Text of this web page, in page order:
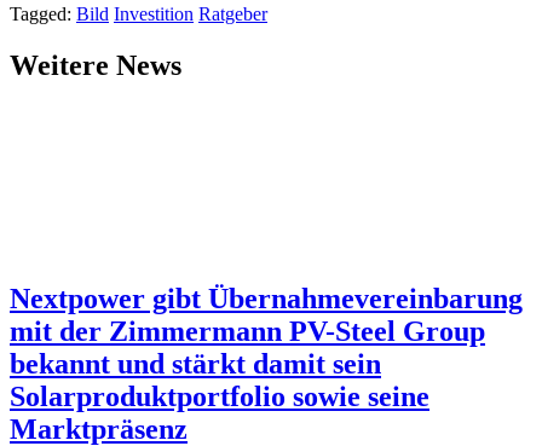
Tagged: Bild Investition Ratgeber
Weitere News
Nextpower gibt Übernahmevereinbarung
mit der Zimmermann PV-Steel Group
bekannt und stärkt damit sein
Solarproduktportfolio sowie seine
Marktpräsenz